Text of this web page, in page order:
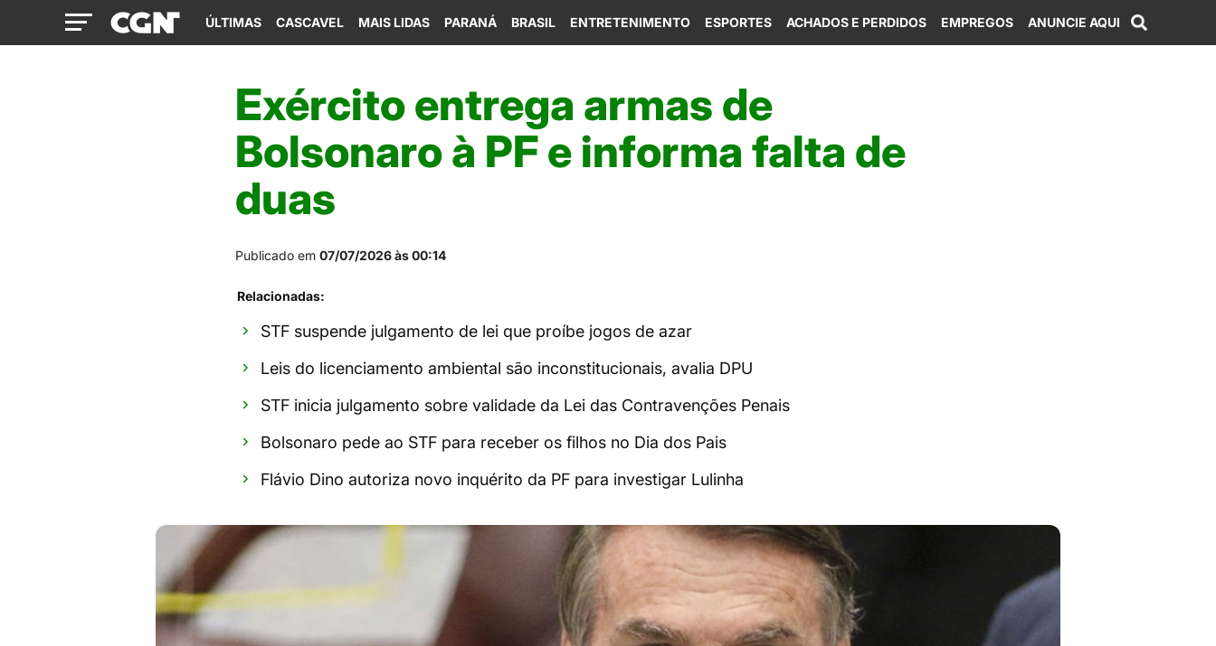
ÚLTIMAS CASCAVEL MAIS LIDAS PARANÁ BRASIL ENTRETENIMENTO ESPORTES ACHADOS E PERDIDOS EMPREGOS ANUNCIE AQUI
Exército entrega armas de
Bolsonaro à PF e informa falta de
duas
Publicado em 07/07/2026 às 00:14
Relacionadas:
STF suspende julgamento de lei que proíbe jogos de azar
Leis do licenciamento ambiental são inconstitucionais, avalia DPU
STF inicia julgamento sobre validade da Lei das Contravenções Penais
Bolsonaro pede ao STF para receber os filhos no Dia dos Pais
Flávio Dino autoriza novo inquérito da PF para investigar Lulinha